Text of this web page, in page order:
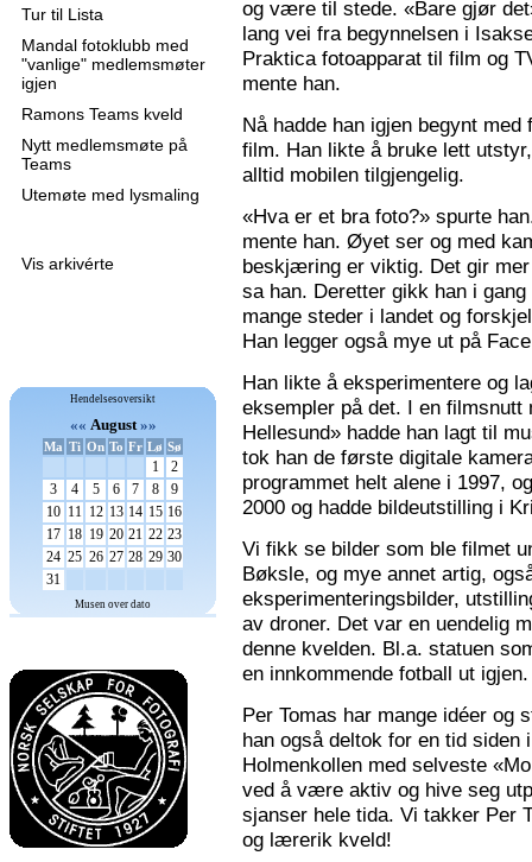
Tur til Lista
Mandal fotoklubb med
"vanlige" medlemsmøter
igjen
Ramons Teams kveld
Nytt medlemsmøte på
Teams
Utemøte med lysmaling
Vis arkivérte
Hendelsesoversikt
«« August»»
Ma Ti On To Fr Lø Sø
1
2
3
4 5 6 7 8
9
10 11 12 13 14 15 16
17 18 19 20 21 22 23
24 25 26 27 28 29 30
31
Musen over dato
og være til stede. «Bare gjør
lang vei fra begynnelsen i
Praktica fotoapparat til film og
mente han.
Nå hadde han igjen begynt
film. Han likte å bruke lett
alltid mobilen tilgjengelig.
«Hva er et bra foto?» spurte
mente han. Øyet ser og med
beskjæring er viktig. Det gir
sa han. Deretter gikk han i
mange steder i landet og
Han legger også mye ut på
Han likte å eksperimentere og
eksempler på det. I en filmsnutt
Hellesund» hadde han lagt til
tok han de første digitale
programmet helt alene i 1997,
2000 og hadde bildeutstilling i
Vi fikk se bilder som ble filmet
Bøksle, og mye annet artig,
eksperimenteringsbilder,
av droner. Det var en uendelig
denne kvelden. Bl.a. statuen
en innkommende fotball ut igjen.
Per Tomas har mange idéer og
han også deltok for en tid siden
Holmenkollen med selveste
ved å være aktiv og hive seg
sjanser hele tida. Vi takker Per
og lærerik kveld!